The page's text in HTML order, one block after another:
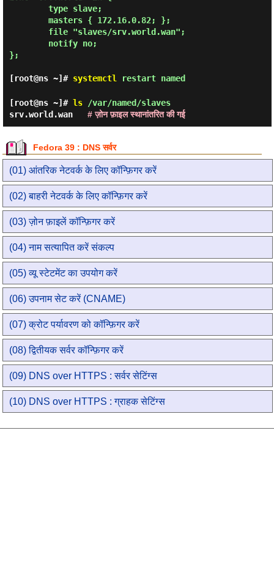
};
[root@ns ~]# systemctl restart named
[root@ns ~]# ls/var/named/slaves
srv.world.wan # ज़ोन फ़ाइल स्थानांतरित की गई
Fedora 39 : DNS सर्वर
(01) आंतरिक नेटवर्क के लिए कॉन्फ़िगर करें
(02) बाहरी नेटवर्क के लिए कॉन्फ़िगर करें
(03) ज़ोन फ़ाइलें कॉन्फ़िगर करें
(04) नाम सत्यापित करें संकल्प
(05) व्यू स्टेटमेंट का उपयोग करें
(06) उपनाम सेट करें (CNAME)
(07) क्रोट पर्यावरण को कॉन्फ़िगर करें
(08) द्वितीयक सर्वर कॉन्फ़िगर करें
(09) DNS over HTTPS : सर्वर सेटिंग्स
(10) DNS over HTTPS : ग्राहक सेटिंग्स